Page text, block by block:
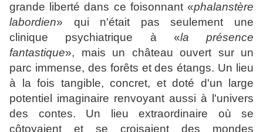
grande liberté dans ce foisonnant «phalanstère
labordien» qui n'était pas seulement une
clinique psychiatrique à «la présence
fantastique», mais un château ouvert sur un
parc immense, des forêts et des étangs. Un lieu
à la fois tangible, concret, et doté d'un large
potentiel imaginaire renvoyant aussi à l'univers
des contes. Un lieu extraordinaire où se
côtoyaient et se croisaient des mondes